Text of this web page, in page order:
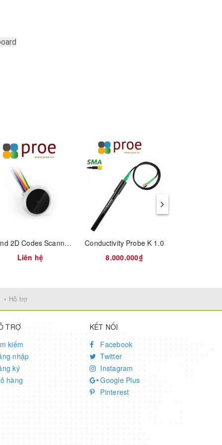
and
Round 2D Codes Scanner Module, Barcode/QR code Reader, With LED Indicator, Small Size, Easy to Integrate
Liên hệ
Conductivity Probe K 1.0
8.000.000₫
• Hỗ trợ
TRỢ
kiếm
nhập
ký
hàng
KẾT NỐI
Facebook
Twitter
Instagram
Google Plus
Pinterest